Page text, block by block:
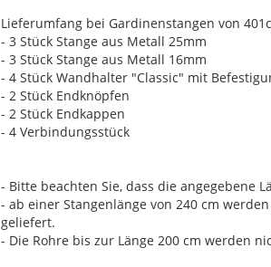
Lieferumfang bei Gardinenstangen von
- 3 Stück Stange aus Metall 25mm
- 3 Stück Stange aus Metall 16mm
- 4 Stück Wandhalter "Classic" mit
- 2 Stück Endknöpfen
- 2 Stück Endkappen
- 4 Verbindungsstück
- Bitte beachten Sie, dass die angegebene
- ab einer Stangenlänge von 240 cm
geliefert.
- Die Rohre bis zur Länge 200 cm werden